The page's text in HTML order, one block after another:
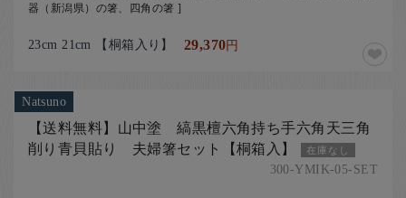
器（新潟県）の箸、四角の箸 ]
23cm 21cm 【桐箱入り】 29,370円
Natsuno
【送料無料】山中塗 縞黒檀六角持ち手六角天三角
削り青貝貼り 夫婦箸セット【桐箱入】
在庫なし
300-YMIK-05-SET